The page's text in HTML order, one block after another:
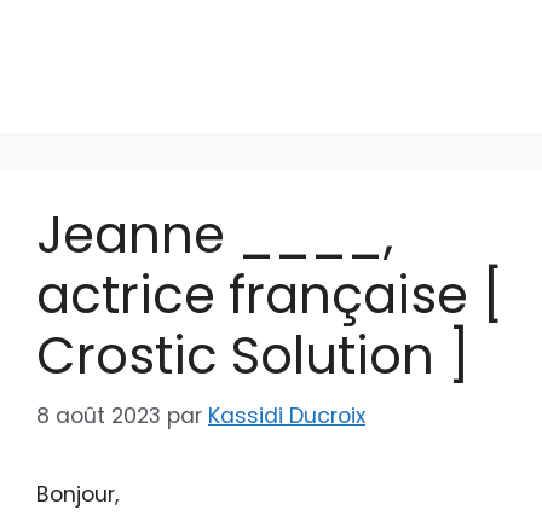
Jeanne ____,
actrice française [
Crostic Solution ]
8 août 2023 par Kassidi Ducroix
Bonjour,